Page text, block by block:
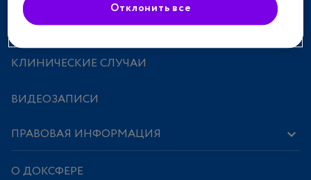
ИССЛЕДОВАНИЯ И СТАТЬИ
КЛИНИЧЕСКИЕ СЛУЧАИ
ВИДЕОЗАПИСИ
ПРАВОВАЯ ИНФОРМАЦИЯ
О ДОКСФЕРЕ
Отклонить все